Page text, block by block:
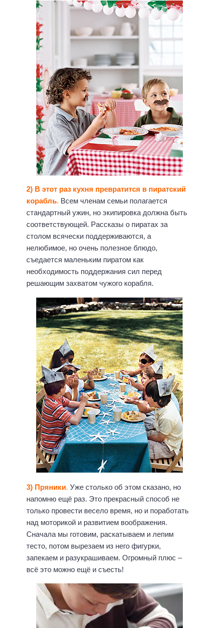
2) В этот раз кухня превратится в пиратский
корабль. Всем членам семьи полагается
стандартный ужин, но экипировка должна быть
соответствующей. Рассказы о пиратах за
столом всячески поддерживаются, а
нелюбимое, но очень полезное блюдо,
съедается маленьким пиратом как
необходимость поддержания сил перед
решающим захватом чужого корабля.
3) Пряники. Уже столько об этом сказано, но
напомню ещё раз. Это прекрасный способ не
только провести весело время, но и поработать
над моторикой и развитием воображения.
Сначала мы готовим, раскатываем и лепим
тесто, потом вырезаем из него фигурки,
запекаем и разукрашиваем. Огромный плюс –
всё это можно ещё и съесть!